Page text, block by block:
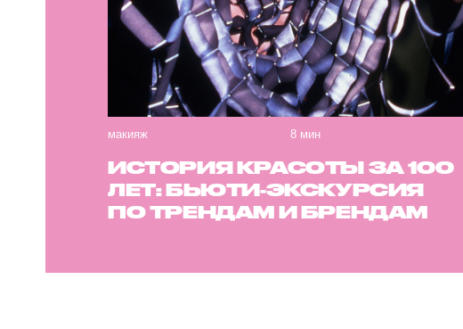
макияж 8 мин
ИСТОРИЯ КРАСОТЫ ЗА 100
ЛЕТ: БЬЮТИ-ЭКСКУРСИЯ
ПО ТРЕНДАМ И БРЕНДАМ